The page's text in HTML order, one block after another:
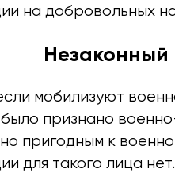
на добровольных
Незаконный
мобилизуют
признано
пригодным к
для такого лица нет.